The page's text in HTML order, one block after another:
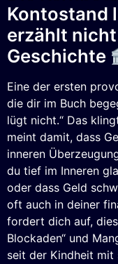
Kontostand
erzählt
Geschichte
Eine der ersten
die dir im Buch
lügt nicht.“ Das
meint damit, dass
inneren
du tief im Inneren
oder dass Geld
oft auch in deiner
fordert dich auf,
Blockaden“ und
seit der Kindheit mit